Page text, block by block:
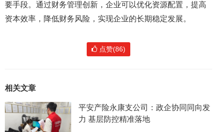
要手段。通过财务管理创新，企业可以优化资源配置，提高
资本效率，降低财务风险，实现企业的长期稳定发展。
点赞(86)
相关文章
平安产险永康支公司：政企协同同向发
力 基层防控精准落地